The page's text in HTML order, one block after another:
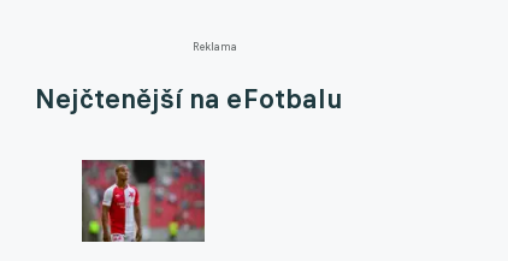
Reklama
Nejčtenější na eFotbalu